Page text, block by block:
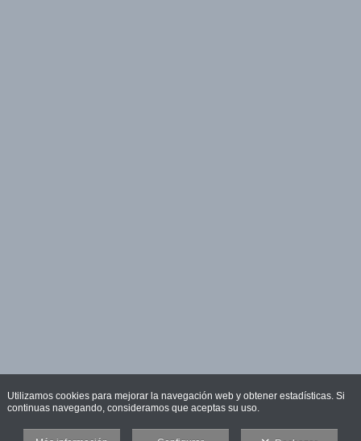
Utilizamos cookies para mejorar la navegación web y obtener estadísticas. Si
continuas navegando, consideramos que aceptas su uso.